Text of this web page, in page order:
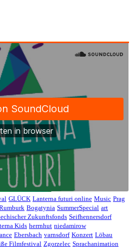
GLÜCK Lanterna futuri online Music Prag
Bogatynia SummerSpecial art
Zukunftsfonds Seifhennersdorf
Kids herrnhut niedamirow
Ebersbach varnsdorf Konzert Löbau
Filmfestival Zgorzelec Sprachanimation